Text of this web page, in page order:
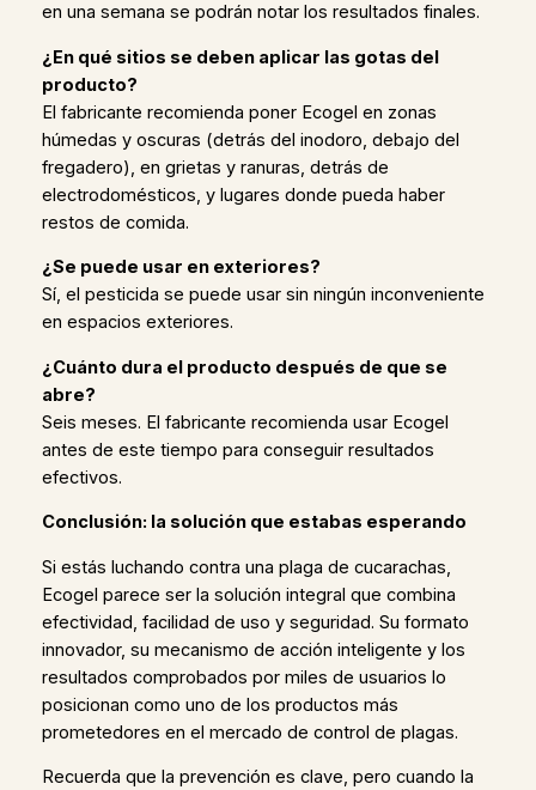
en una semana se podrán notar los resultados finales.
¿En qué sitios se deben aplicar las gotas del
producto?
El fabricante recomienda poner Ecogel en zonas
húmedas y oscuras (detrás del inodoro, debajo del
fregadero), en grietas y ranuras, detrás de
electrodomésticos, y lugares donde pueda haber
restos de comida.
¿Se puede usar en exteriores?
Sí, el pesticida se puede usar sin ningún inconveniente
en espacios exteriores.
¿Cuánto dura el producto después de que se
abre?
Seis meses. El fabricante recomienda usar Ecogel
antes de este tiempo para conseguir resultados
efectivos.
Conclusión: la solución que estabas esperando
Si estás luchando contra una plaga de cucarachas,
Ecogel parece ser la solución integral que combina
efectividad, facilidad de uso y seguridad. Su formato
innovador, su mecanismo de acción inteligente y los
resultados comprobados por miles de usuarios lo
posicionan como uno de los productos más
prometedores en el mercado de control de plagas.
Recuerda que la prevención es clave, pero cuando la